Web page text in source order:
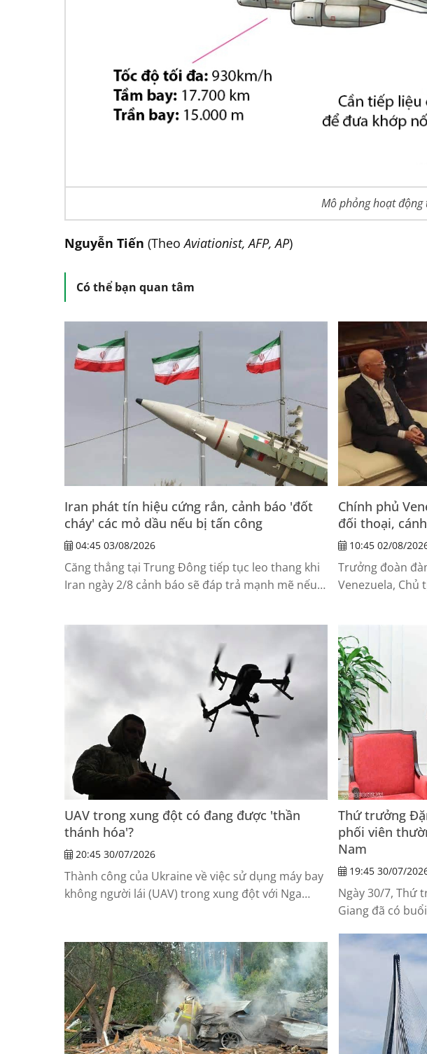
Mô phỏng hoạt động
Nguyễn Tiến (Theo Aviationist, AFP, AP)
Có thể bạn quan tâm
Iran phát tín hiệu cứng rắn, cảnh báo 'đốt
cháy' các mỏ dầu nếu bị tấn công
04:45 03/08/2026
Căng thẳng tại Trung Đông tiếp tục leo thang khi
Iran ngày 2/8 cảnh báo sẽ đáp trả mạnh mẽ nếu
mục tiêu nếu xung đột mở rộng.
Chính phủ
đối thoại,
10:45 02/08/
Trưởng đoàn
Venezuela, Chủ
thời nhất trí tổ
tại thủ đô
UAV trong xung đột có đang được 'thần
thánh hóa'?
20:45 30/07/2026
Thành công của Ukraine về việc sử dụng máy bay
không người lái (UAV) trong xung đột với Nga
toán quốc phòng.
Thứ trưởng
phối viên
Nam
19:45 30/07/
Ngày 30/7, Thứ
Giang đã có
Việt Nam.